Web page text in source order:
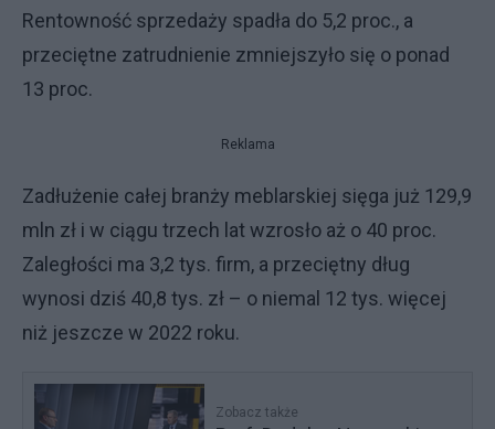
Rentowność sprzedaży spadła do 5,2 proc., a
przeciętne zatrudnienie zmniejszyło się o ponad
13 proc.
Reklama
Zadłużenie całej branży meblarskiej sięga już 129,9
mln zł i w ciągu trzech lat wzrosło aż o 40 proc.
Zaległości ma 3,2 tys. firm, a przeciętny dług
wynosi dziś 40,8 tys. zł – o niemal 12 tys. więcej
niż jeszcze w 2022 roku.
Zobacz także